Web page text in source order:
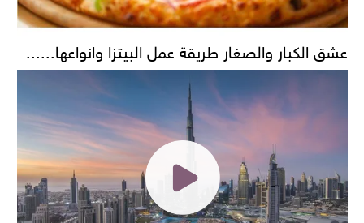
عشق الكبار والصغار طريقة عمل البيتزا وانواعها......